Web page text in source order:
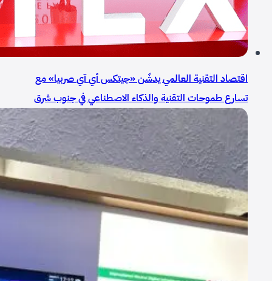
اقتصاد التقنية العالمي يدشّن «جيتكس أي آي صربيا» مع
تسارع طموحات التقنية والذكاء الاصطناعي في جنوب شرق
أوروبا